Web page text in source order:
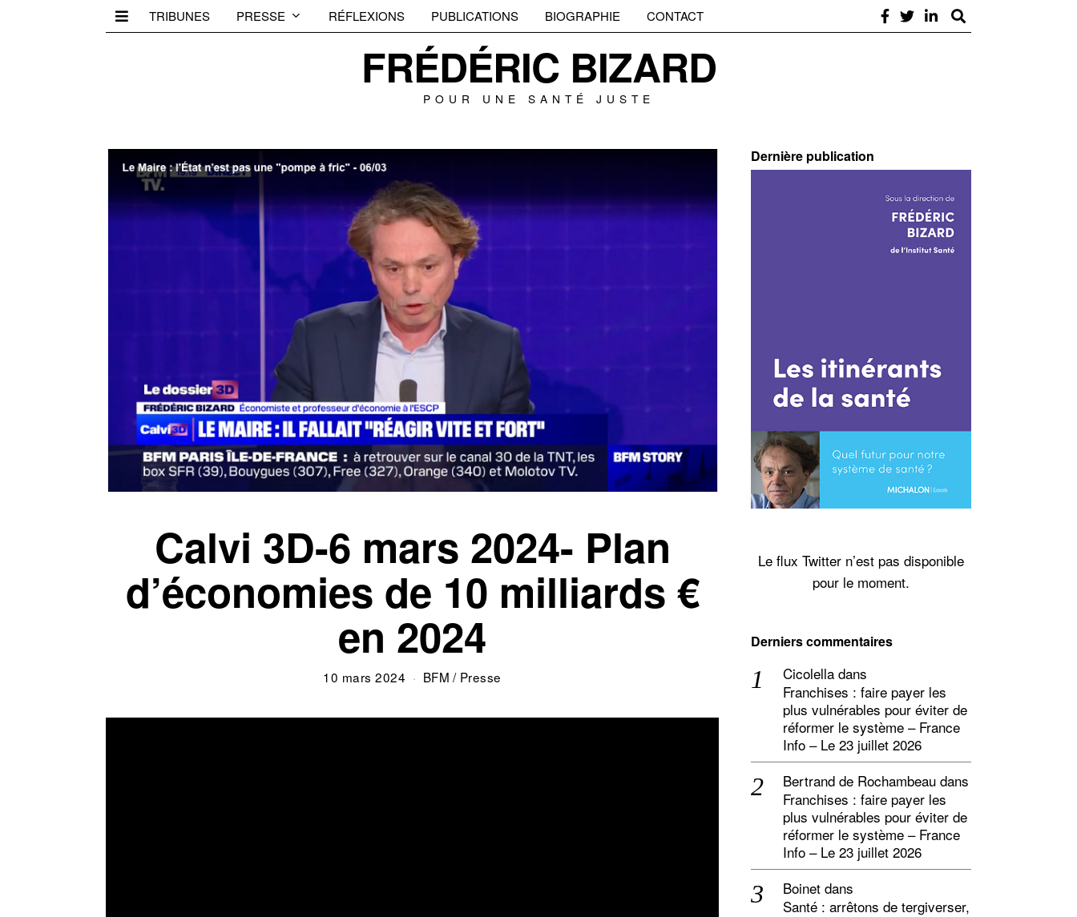
TRIBUNES PRESSE RÉFLEXIONS PUBLICATIONS BIOGRAPHIE CONTACT
FRÉDÉRIC BIZARD
POUR UNE SANTÉ JUSTE
Calvi 3D-6 mars 2024- Plan
d’économies de 10 milliards €
en 2024
10 mars 2024 BFM / Presse
Dernière publication
Le flux Twitter n’est pas disponible
pour le moment.
Derniers commentaires
Cicolella dans
Franchises : faire payer les
plus vulnérables pour éviter de
réformer le système – France
Info – Le 23 juillet 2026
Bertrand de Rochambeau dans
Franchises : faire payer les
plus vulnérables pour éviter de
réformer le système – France
Info – Le 23 juillet 2026
Boinet dans
Santé : arrêtons de tergiverser,